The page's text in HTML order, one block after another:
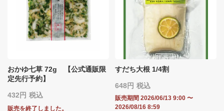
おかゆ七草 72g 【公式通販限
定先行予約】
432 税込
販売を終了しました。
すだち大根 1/4割
648 税込
販売期間 2026/06/13 9:00 〜
2026/08/16 8:59